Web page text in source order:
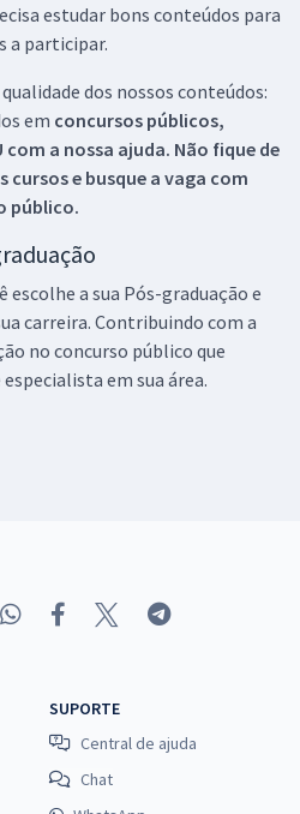
estudar bons conteúdos para
a participar.
dos nossos conteúdos:
em concursos públicos,
com a nossa ajuda. Não fique de
cursos e busque a vaga com
público.
escolhe a sua Pós-graduação e
carreira. Contribuindo com a
no concurso público que
em sua área.
SUPORTE
Central de ajuda
Chat